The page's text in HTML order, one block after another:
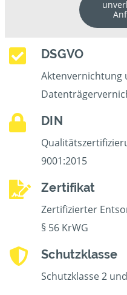
DSGVO
Aktenvernichtung
DIN
9001:2015
Zertifikat
Zertifizierter
§ 56 KrWG
Schutzklasse
Schutzklasse 2